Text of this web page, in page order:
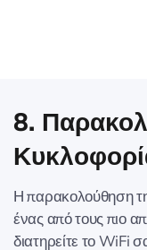
8.
Η παρακολούθηση
ένας από τους πιο
διατηρείτε το WiFi